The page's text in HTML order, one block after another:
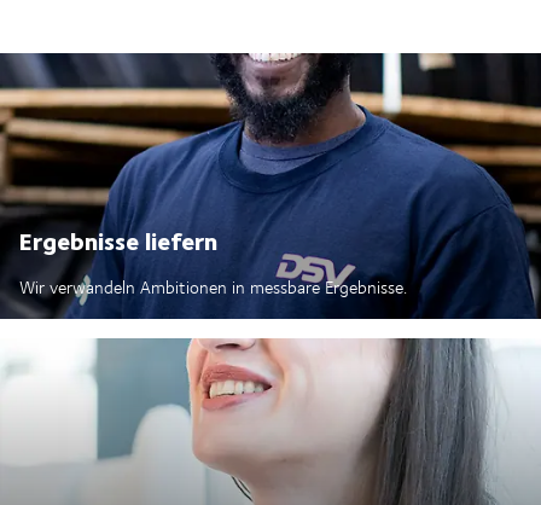
Ergebnisse liefern
Wir verwandeln Ambitionen in messbare Ergebnisse.